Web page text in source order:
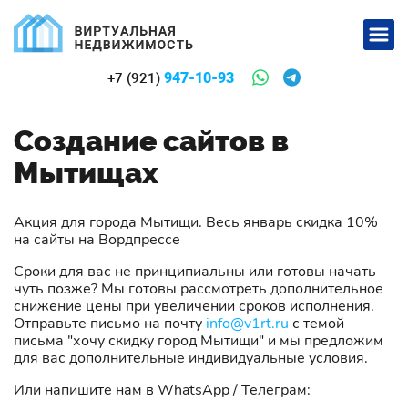
+7 (921) 947-10-93
Создание сайтов в
Мытищах
Акция для города Мытищи. Весь январь скидка 10%
на сайты на Вордпрессе
Сроки для вас не принципиальны или готовы начать
чуть позже? Мы готовы рассмотреть дополнительное
снижение цены при увеличении сроков исполнения.
Отправьте письмо на почту info@v1rt.ru с темой
письма "хочу скидку город Мытищи" и мы предложим
для вас дополнительные индивидуальные условия.
Или напишите нам в WhatsApp / Телеграм: